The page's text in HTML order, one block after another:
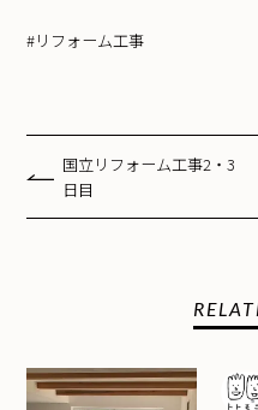
#リフォーム工事
国立リフォーム工事2・3
日目